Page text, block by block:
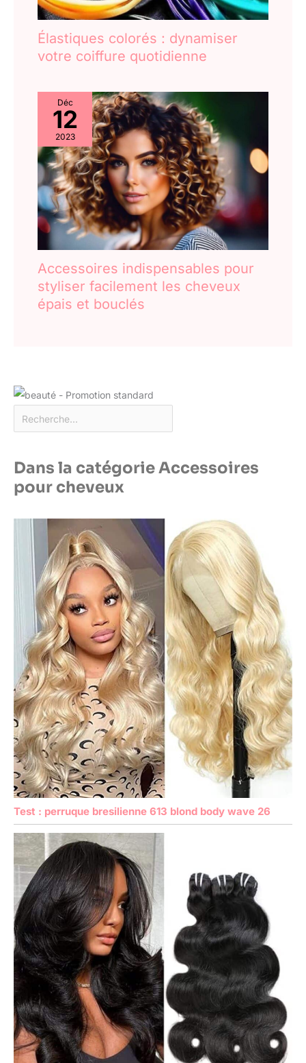
vous conviennent.
Élastiques colorés : dynamiser
votre coiffure quotidienne
Déc
12
2023
Accessoires indispensables pour
styliser facilement les cheveux
épais et bouclés
Dans la catégorie Accessoires
pour cheveux
Test : perruque bresilienne 613 blond body wave 26